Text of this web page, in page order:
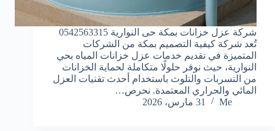
شركة عزل خزانات بمكة حى النوارية 0542563315
تُعد شركة كيفية التصميم بمكة من الشركات
المتميزة في تقديم خدمات عزل خزانات المياه بحي
النوارية، حيث نوفر حلولًا متكاملة لحماية الخزانات
من التسربات والتلوث باستخدام أحدث تقنيات العزل
المائي والحراري المعتمدة. نحرص…
Me
31 مارس، 2026